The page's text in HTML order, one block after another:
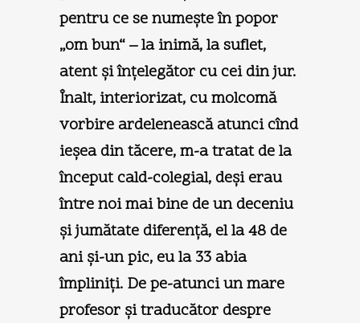
pentru ce se numeşte în popor
„om bun“ – la inimă, la suflet,
atent şi înţelegător cu cei din jur.
Înalt, interiorizat, cu molcomă
vorbire ardelenească atunci cînd
ieşea din tăcere, m-a tratat de la
început cald-colegial, deşi erau
între noi mai bine de un deceniu
şi jumătate diferenţă, el la 48 de
ani şi-un pic, eu la 33 abia
împliniţi. De pe-atunci un mare
profesor şi traducător despre